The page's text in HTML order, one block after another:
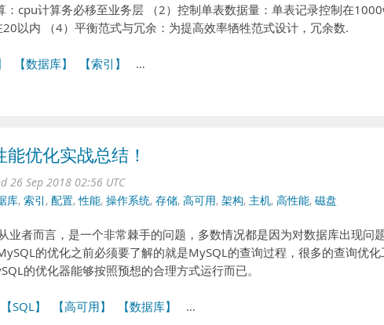
：cpu计算务必移至业务层 （2）控制单表数据量：单表记录控制在
20以内 （4）平衡范式与冗余：为提高效率牺牲范式设计，冗余数.
【数据库】 【索引】
…
优化实战总结！
26 Sep 2018 02:56 UTC
库, 索引 , 配置,性能, 操作系统, 存储, 高可用, 架构, 主机, 高性能, 磁盘
业者而言，是一个非常棘手的问题，多数情况都是因为对数据库出现问
的优化之前必须要了解的就是MySQL的查询过程，很多的查询优化
的优化器能够按照预想的合理方式运行而已。
【SQL】 【高可用】 【数据库】
…